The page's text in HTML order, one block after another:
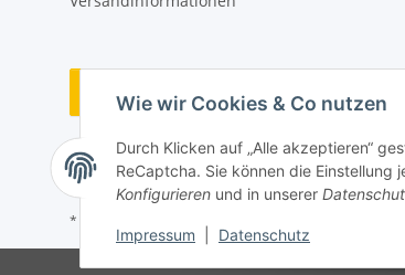
Wie wir Cookies & Co nutzen
Durch Klicken auf „Alle akzeptieren“
ReCaptcha. Sie können die
Konfigurieren und in unserer
Impressum Datenschutz
Vertrag widerrufen
* Alle Preise inkl. gesetzlicher USt., zzgl.